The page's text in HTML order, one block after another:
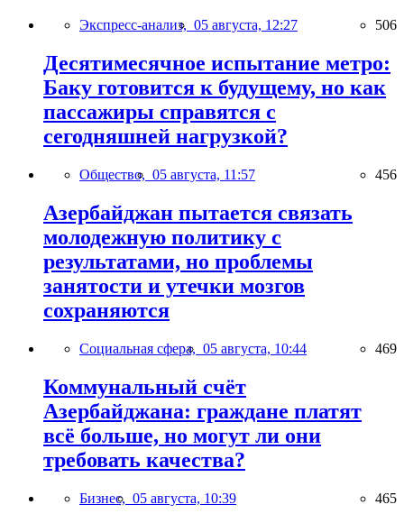
Экспресс-анализ, 05 августа, 12:27 506
Десятимесячное испытание метро:
Баку готовится к будущему, но как
пассажиры справятся с
сегодняшней нагрузкой?
Общество, 05 августа, 11:57 456
Азербайджан пытается связать
молодежную политику с
результатами, но проблемы
занятости и утечки мозгов
сохраняются
Социальная сфера, 05 августа, 10:44 469
Коммунальный счёт
Азербайджана: граждане платят
всё больше, но могут ли они
требовать качества?
Бизнес, 05 августа, 10:39 465